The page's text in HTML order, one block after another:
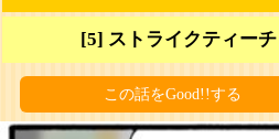
[5] ストライクティーチ
この話をGood!!する